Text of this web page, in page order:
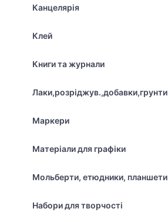
Канцелярія
Клей
Книги та журнали
Лаки,розріджув.,добавки,грунти
Маркери
Матеріали для графіки
Мольберти, етюдники, планшети
Набори для творчості